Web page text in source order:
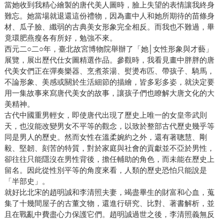
當她收到我精心繪製的唐代美人圖時，臉上失望的表情讓我終身
難忘。她當場就退還這份禮物，因為畫中人和她所期待的苗條身
材、瓜子臉、纖弱的古典美女形象完全相反。而我也不難過，畢
竟環肥燕瘦各有所好，勉強不來。
西元二○二○年，臺北故宮博物院舉辦了「她│女性形象與才藝」
展覽，展出歷代仕女圖精選作品。參觀時，我看見畫中胖胖的唐
代美女們正在彈奏樂器、烹煮茶湯、熨燙布匹、帶孩子、騎馬，
不論形象、美感或關於生活細節的描繪，皆多彩多姿，就決定要
用一集故事來寫唐代美女的故事，讓孩子們也瞭解大唐文化的大
美精神。
古代中國重男輕女，即使唐代出現了歷史上唯一的女皇帝武則
天，也沒能改變男女不平等的觀念，以致於整部古代歷史幾乎等
同是男人的歷史。然而女性在溫柔婉約之外，還有著聰慧、剛
毅、堅韌、刻苦的特質，對於家庭與社會的貢獻並不亞於男性，
卻往往只能隱沒在男性背後，擔任輔助的角色，而未能在歷史上
留名。因此從性別平等的角度來看，人類的歷史恐怕只能說是
「半部史」。
就好比北宋的趙明誠和李清照夫妻，竭盡畢生的財富和心血，蒐
集了十幾間屋子的古董文物，還進行研究、比對、著書解析，並
且在戰亂中費盡心力保護它們。趙明誠過世之後，李清照義無反